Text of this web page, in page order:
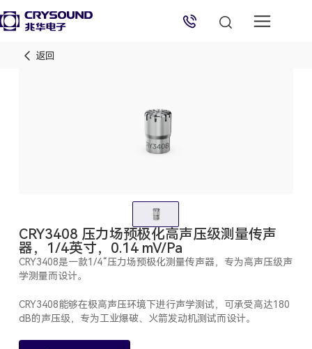
返回
CRY3408 压力场预极化高声压级测量传声
器，1/4英寸，0.14 mV/Pa
CRY3408是一款1/4“压力场预极化测量传声器，专为高声压级声
学测量而设计。
CRY3408能够在极高声压环境下进行声学测试，可承受高达180
dB的声压级，专为工业爆破、火箭发动机测试而设计。